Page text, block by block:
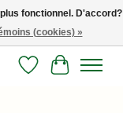
paard!
Liste dePanier
fonctionnel. D'accord?
(cookies) »